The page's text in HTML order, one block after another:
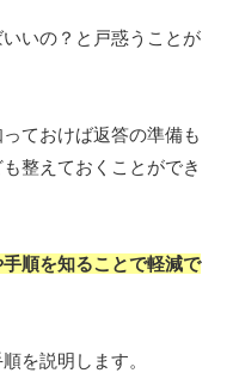
いの？と戸惑うことが
ておけば返答の準備も
整えておくことができ
順を知ることで軽減で
を説明します。